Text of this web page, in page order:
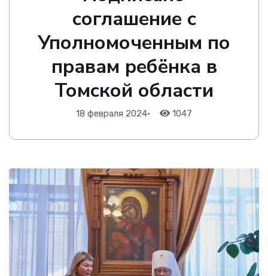
соглашение с
Уполномоченным по
правам ребёнка в
Томской области
18 февраля 2024• 1047